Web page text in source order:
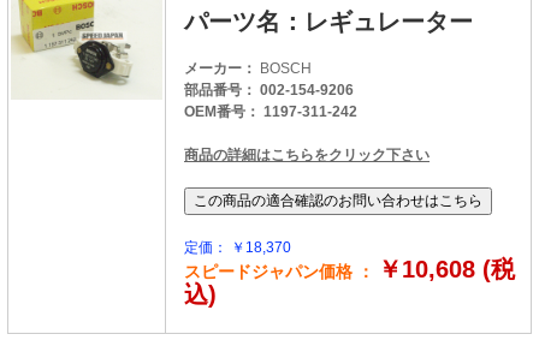
パーツ名：レギュレーター
メーカー：
BOSCH
部品番号： 002-154-9206
OEM番号： 1197-311-242
商品の詳細はこちらをクリック下さい
定価： ￥18,370
スピードジャパン価格 ：
￥10,608 (税
込)